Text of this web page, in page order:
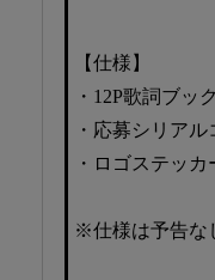
【仕様】
・12P歌詞ブッ
・応募シリア
・ロゴステッカ
※仕様は予告な